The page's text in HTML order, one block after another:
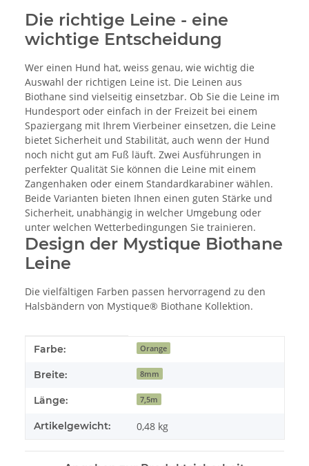
Die richtige Leine - eine
wichtige Entscheidung
Wer einen Hund hat, weiss genau, wie wichtig die
Auswahl der richtigen Leine ist. Die Leinen aus
Biothane sind vielseitig einsetzbar. Ob Sie die Leine im
Hundesport oder einfach in der Freizeit bei einem
Spaziergang mit Ihrem Vierbeiner einsetzen, die Leine
bietet Sicherheit und Stabilität, auch wenn der Hund
noch nicht gut am Fuß läuft. Zwei Ausführungen in
perfekter Qualität Sie können die Leine mit einem
Zangenhaken oder einem Standardkarabiner wählen.
Beide Varianten bieten Ihnen einen guten Stärke und
Sicherheit, unabhängig in welcher Umgebung oder
unter welchen Wetterbedingungen Sie trainieren.
Design der Mystique Biothane
Leine
Die vielfältigen Farben passen hervorragend zu den
Halsbändern von Mystique® Biothane Kollektion.
Produkteigenschaft
Wert
Farbe: Orange
Breite: 8mm
Länge: 7,5m
Artikelgewicht: 0,48 kg